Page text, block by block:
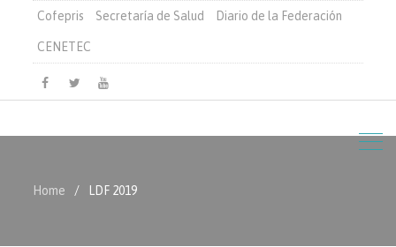
Cofepris Secretaría de Salud Diario de la Federación
CENETEC
Facebook
TwitterYoutube
Home LDF 2019